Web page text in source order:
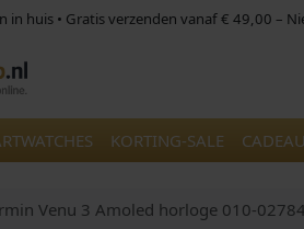
in huis • Gratis verzenden vanaf € 49,00 –
KORTING-SALE
Venu 3 Amoled horloge 010-